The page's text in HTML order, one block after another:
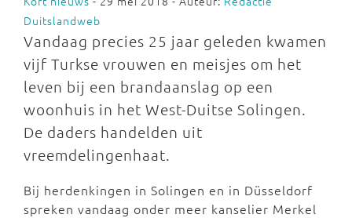
Duitslandweb
Vandaag precies 25 jaar geleden kwamen
vijf Turkse vrouwen en meisjes om het
leven bij een brandaanslag op een
woonhuis in het West-Duitse Solingen.
De daders handelden uit
vreemdelingenhaat.
Bij herdenkingen in Solingen en in Düsseldorf
spreken vandaag onder meer kanselier Merkel